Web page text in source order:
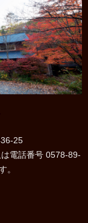
25
電話番号 0578-89-
。